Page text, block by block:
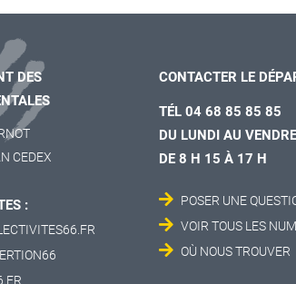
DES
CEDEX
:
CONTACTER LE
TÉL 04 68 85 85 85
DU LUNDI AU
DE 8 H 15 À 17 H
POSER UNE
VOIR TOUS LES
OÙ NOUS TROUVER